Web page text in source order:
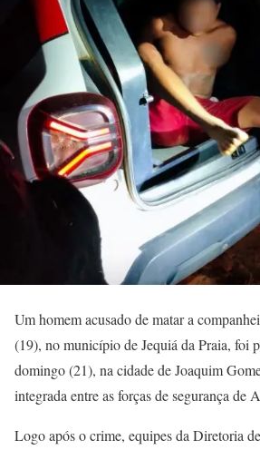
Um homem acusado de matar a
(19), no município de Jequiá da Praia, foi
domingo (21), na cidade de Joaquim
integrada entre as forças de segurança de
Logo após o crime, equipes da Diretoria